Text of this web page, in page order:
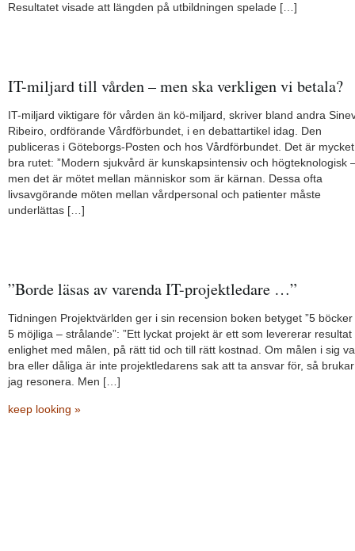
Resultatet visade att längden på utbildningen spelade […]
IT-miljard till vården – men ska verkligen vi betala?
IT-miljard viktigare för vården än kö-miljard, skriver bland andra
Ribeiro, ordförande Vårdförbundet, i en debattartikel idag. Den
publiceras i Göteborgs-Posten och hos Vårdförbundet. Det är mycket
bra rutet: ”Modern sjukvård är kunskapsintensiv och högteknologisk
men det är mötet mellan människor som är kärnan. Dessa ofta
livsavgörande möten mellan vårdpersonal och patienter måste
underlättas […]
”Borde läsas av varenda IT-projektledare …”
Tidningen Projektvärlden ger i sin recension boken betyget ”5 böcker
5 möjliga – strålande”: ”Ett lyckat projekt är ett som levererar resultat
enlighet med målen, på rätt tid och till rätt kostnad. Om målen i sig
bra eller dåliga är inte projektledarens sak att ta ansvar för, så brukar
jag resonera. Men […]
keep looking »